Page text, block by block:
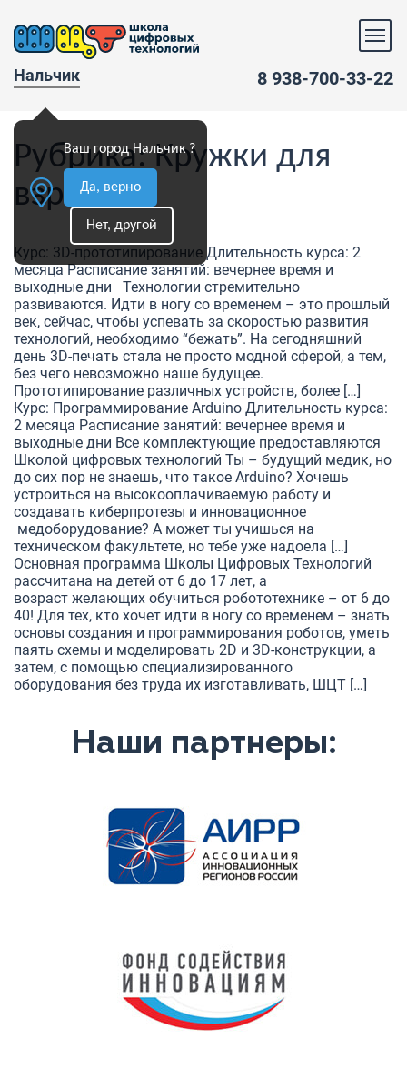
Нальчик
Ваш город Нальчик ?
Да, верно
Нет, другой
8 938-700-33-22
Рубрика:Кружки для
взрослых
Курс: 3D-прототипирование Длительность курса: 2
месяца Расписание занятий: вечернее время и
выходные дни Технологии стремительно
развиваются. Идти в ногу со временем – это прошлый
век, сейчас, чтобы успевать за скоростью развития
технологий, необходимо “бежать”. На сегодняшний
день 3D-печать стала не просто модной сферой, а тем,
без чего невозможно наше будущее.
Прототипирование различных устройств, более […]
Курс: Программирование Arduino Длительность курса:
2 месяца Расписание занятий: вечернее время и
выходные дни Все комплектующие предоставляются
Школой цифровых технологий Ты – будущий медик, но
до сих пор не знаешь, что такое Arduino? Хочешь
устроиться на высокооплачиваемую работу и
создавать киберпротезы и инновационное
медоборудование? А может ты учишься на
техническом факультете, но тебе уже надоела […]
Основная программа Школы Цифровых Технологий
рассчитана на детей от 6 до 17 лет, а
возраст желающих обучиться робототехнике – от 6 до
40! Для тех, кто хочет идти в ногу со временем – знать
основы создания и программирования роботов, уметь
паять схемы и моделировать 2D и 3D-конструкции, а
затем, с помощью специализированного
оборудования без труда их изготавливать, ШЦТ […]
Наши партнеры: